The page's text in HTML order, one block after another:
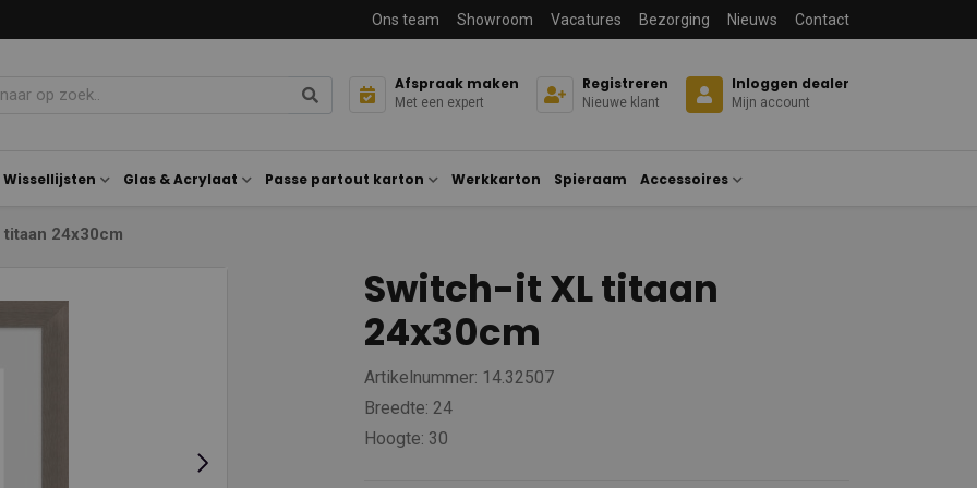
Ons team Showroom Vacatures Bezorging Nieuws Contact
Afspraak maken
Met een expert
Registreren
Nieuwe klant
Inloggen dealer
Mijn account
Wissellijsten Glas & Acrylaat Passe partout karton Werkkarton Spieraam Accessoires
24x30cm
Switch-it XL titaan
24x30cm
Artikelnummer: 14.32507
Breedte: 24
Hoogte: 30